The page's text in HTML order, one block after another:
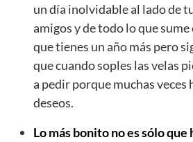
un día inolvidable al lado de
amigos y de todo lo que
que tienes un año más pero
que cuando soples las velas
a pedir porque muchas veces
deseos.
Lo más bonito no es sólo que